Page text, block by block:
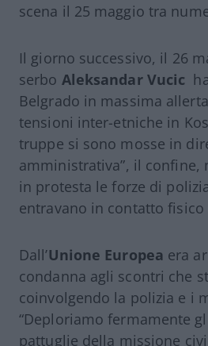
scena il 25 maggio tra
Il giorno successivo, il 26
serbo Aleksandar Vucic
Belgrado in massima
tensioni inter-etniche in
truppe si sono mosse in
amministrativa”, il confine,
in protesta le forze di
entravano in contatto
Dall’Unione Europea era
condanna agli scontri che
coinvolgendo la polizia e i
“Deploriamo fermamente
pattuglie della missione